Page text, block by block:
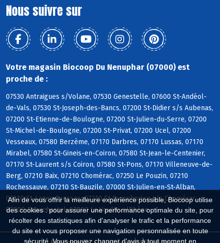
Afin de vous offrir la meilleure expérience possible, Biocoop utilise
des cookies : pour assurer une performance optimale du site, pour
récolter des statistiques afin d'analyser le trafic et la performance
du site et vous proposer une navigation personnalisée en toute
sécurité. Vous pouvez changer d'avis à tout moment en
Nous suivre sur
Votre magasin Biocoop Du Nenuphar (07000) est
proche de :
07530 Antraigues s/Volane, 07530 Genestelle, 07600 St-Andéol-
de-Vals, 07530 St-Joseph-des-Bancs, 07200 St-Didier s/s Aubenas,
07200 St-Etienne-de-Boulogne, 07200 St-Julien-du-Serre, 07200
St-Michel-de-Boulogne, 07200 St-Privat, 07200 Ucel, 07200
Vesseaux, 07580 Berzème, 07170 Darbres, 07170 Lussas, 07170
Mirabel, 07580 St-Gineis-en-Coiron, 07580 St-Jean-le-Centenier,
07170 St-Laurent s/s Coiron, 07580 St-Pons, 07170 Villeneuve-de-
Berg, 07210 Baix, 07210 Chomérac, 07250 Le Pouzin, 07210
Rochessauve, 07210 St-Bauzile, 07000 St-Julien-en-St-Alban,
07210 St-Lager-Bressac, 07210 St-Symphorien s/s Chomérac,
07800 Beauchastel, 07800 La Voulte s/Rhône